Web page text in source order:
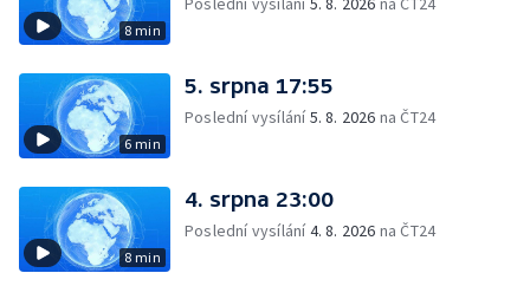
8 min
6 min
5. srpna 17:55
Poslední vysílání5. 8. 2026 na ČT24
8 min
4. srpna 23:00
Poslední vysílání4. 8. 2026 na ČT24